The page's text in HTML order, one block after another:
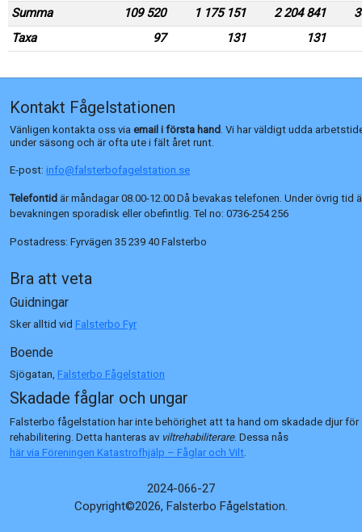
Summa
109 520 1 175 151 2 204 841
Taxa
97 131 131
Kontakt Fågelstationen
Vänligen kontakta oss via email i första hand. Vi har väldigt udda
under säsong och är ofta ute i fält året runt.
E-post: info@falsterbofagelstation.se
Telefontid är måndagar 08.00-12.00 Då bevakas telefonen. Under övrig tid
bevakningen sporadisk eller obefintlig. Tel no: 0736-254 256
Postadress: Fyrvägen 35 239 40 Falsterbo
Bra att veta
Guidningar
Sker alltid vid Falsterbo Fyr
Boende
Sjögatan, Falsterbo Fågelstation
Skadade fåglar och ungar
Falsterbo fågelstation har inte behörighet att ta hand om skadade djur för
rehabilitering. Detta hanteras av viltrehabiliterare. Dessa nås
här via Föreningen Katastrofhjälp – Fåglar och Vilt.
2024-066-27
Copyright©2026, Falsterbo Fågelstation.